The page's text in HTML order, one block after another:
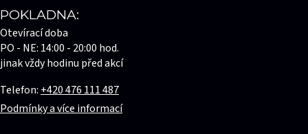
POKLADNA:
Otevírací doba
PO - NE: 14:00 - 20:00 hod.
jinak vždy hodinu před akcí
Telefon: +420 476 111 487
Podmínky a více informací